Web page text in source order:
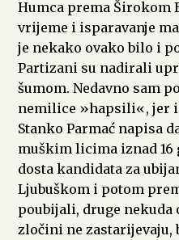
Humca prema Širokom
vrijeme i isparavanje
je nekako ovako bilo i
Partizani su nadirali
šumom. Nedavno sam
nemilice »hapsili«, jer
Stanko Parmać napisa
muškim licima iznad
dosta kandidata za
Ljubuškom i potom
poubijali, druge nekuda
zločini ne zastarijevaju,